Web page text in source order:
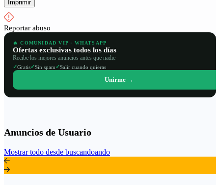
Imprimir
Reportar abuso
🔥 COMUNIDAD VIP · WHATSAPP
Ofertas exclusivas todos los días
Recibe los mejores anuncios antes que nadie
✓Gratis✓Sin spam✓Salir cuando quieras
Unirme →
Anuncios de Usuario
Mostrar todo desde buscandoando